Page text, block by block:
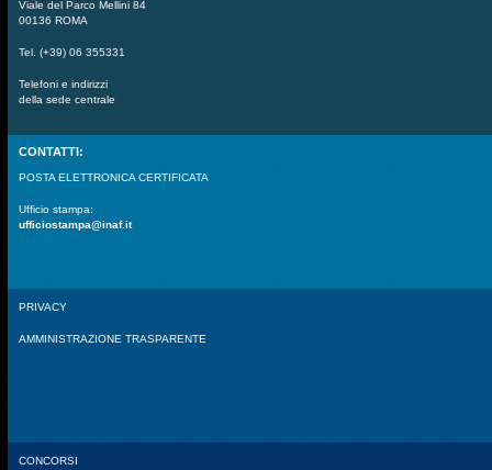
Viale del Parco Mellini 84
00136 ROMA
Tel. (+39) 06 355331
Telefoni e indirizzi
della sede centrale
CONTATTI:
POSTA ELETTRONICA CERTIFICATA
Ufficio stampa:
ufficiostampa@inaf.it
PRIVACY
AMMINISTRAZIONE TRASPARENTE
CONCORSI